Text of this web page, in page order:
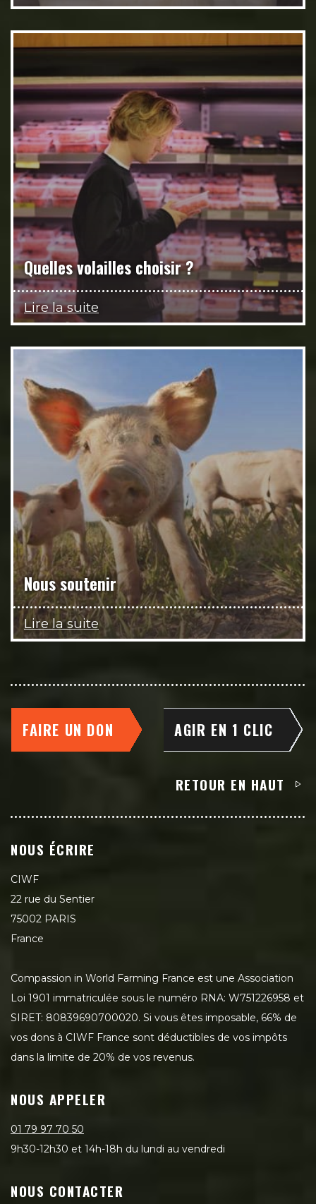
Quelles volailles choisir ?
Lire la suite
Nous soutenir
Lire la suite
FAIRE UN DON AGIR EN 1 CLIC
RETOUR EN HAUT
NOUS ÉCRIRE
CIWF
22 rue du Sentier
75002 PARIS
France
Compassion in World Farming France est une Association
Loi 1901 immatriculée sous le numéro RNA: W751226958 et
SIRET: 80839690700020. Si vous êtes imposable, 66% de
vos dons à CIWF France sont déductibles de vos impôts
dans la limite de 20% de vos revenus.
NOUS APPELER
01 79 97 70 50
9h30-12h30 et 14h-18h du lundi au vendredi
NOUS CONTACTER